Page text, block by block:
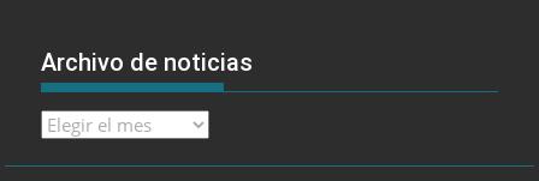
Archivo de noticias
Archivo